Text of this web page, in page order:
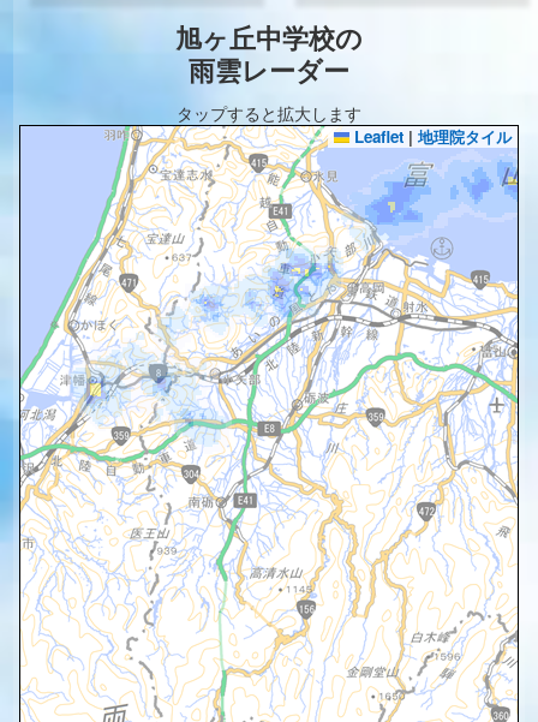
旭ヶ丘中学校の
雨雲レーダー
タップすると拡大します
Leaflet | 地理院タイル